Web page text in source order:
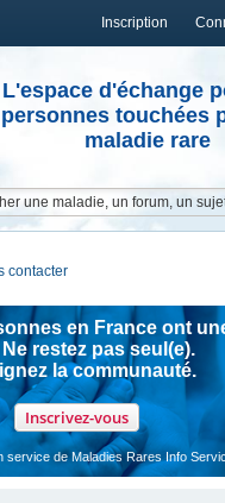
Inscription
L'espace d'échange
personnes touchées
maladie rare
contacter
en France ont
restez pas seul(e).
la communauté.
Inscrivez-vous
service de Maladies Rares Info